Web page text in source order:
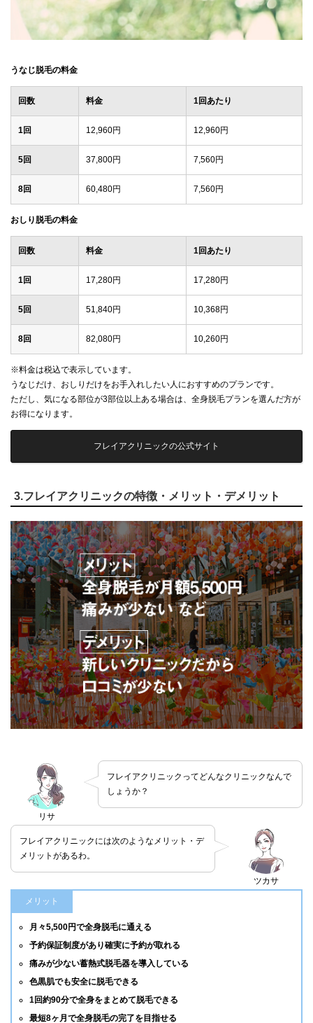
うなじ脱毛の料金
回数 料金 1回あたり
1回 12,960円 12,960円
5回 37,800円 7,560円
8回 60,480円 7,560円
おしり脱毛の料金
回数 料金 1回あたり
1回 17,280円 17,280円
5回 51,840円 10,368円
8回 82,080円 10,260円
※料金は税込で表示しています。
うなじだけ、おしりだけをお手入れしたい人におすすめのプランです。
ただし、気になる部位が3部位以上ある場合は、全身脱毛プランを選んだ方が
お得になります。
フレイアクリニックの公式サイト
3.フレイアクリニックの特徴・メリット・デメリット
リサ
フレイアクリニックってどんなクリニックなんで
しょうか？
ツカサ
フレイアクリニックには次のようなメリット・デ
メリットがあるわ。
メリット
月々5,500円で全身脱毛に通える
予約保証制度があり確実に予約が取れる
痛みが少ない蓄熱式脱毛器を導入している
色黒肌でも安全に脱毛できる
1回約90分で全身をまとめて脱毛できる
最短8ヶ月で全身脱毛の完了を目指せる